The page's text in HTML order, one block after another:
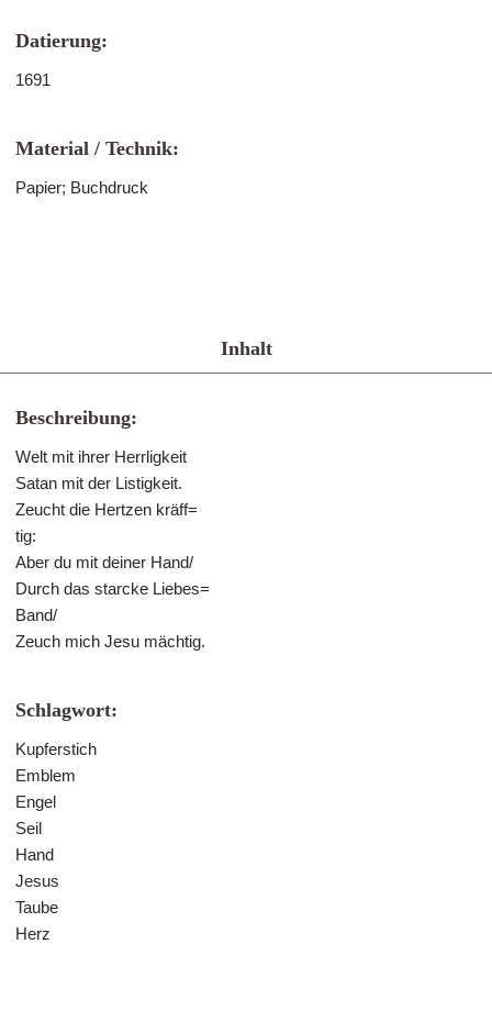
Datierung:
1691
Material / Technik:
Papier; Buchdruck
Inhalt
Beschreibung:
Welt mit ihrer Herrligkeit
Satan mit der Listigkeit.
Zeucht die Hertzen kräff=
tig:
Aber du mit deiner Hand/
Durch das starcke Liebes=
Band/
Zeuch mich Jesu mächtig.
Schlagwort:
Kupferstich
Emblem
Engel
Seil
Hand
Jesus
Taube
Herz